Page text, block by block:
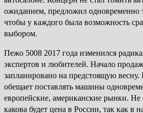
ожиданием, предложил одновременно
чтобы у каждого была возможность
выбором.
Пежо 5008 2017 года изменился
экспертов и любителей. Начало
запланировано на предстоящую
обещает поставлять машины
европейские, американские рынки. Не
какова будет цена в России, так как в